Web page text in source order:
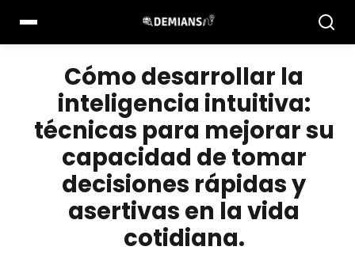
para
el
Cómo desarrollar la
inteligencia intuitiva:
técnicas para mejorar su
capacidad de tomar
decisiones rápidas y
asertivas en la vida
cotidiana.